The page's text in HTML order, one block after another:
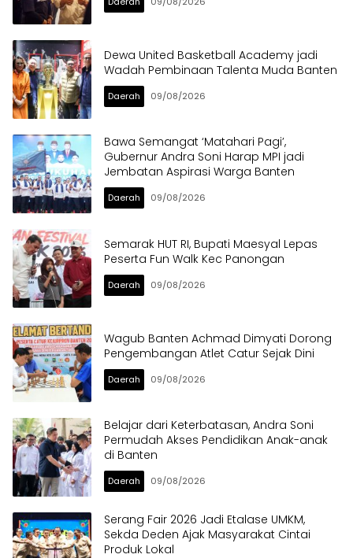
Dewa United Basketball Academy jadi
Wadah Pembinaan Talenta Muda Banten
Daerah 09/08/2026
Bawa Semangat ‘Matahari Pagi’,
Gubernur Andra Soni Harap MPI jadi
Jembatan Aspirasi Warga Banten
Daerah 09/08/2026
Semarak HUT RI, Bupati Maesyal Lepas
Peserta Fun Walk Kec Panongan
Daerah 09/08/2026
Wagub Banten Achmad Dimyati Dorong
Pengembangan Atlet Catur Sejak Dini
Daerah 09/08/2026
Belajar dari Keterbatasan, Andra Soni
Permudah Akses Pendidikan Anak-anak
di Banten
Daerah 09/08/2026
Serang Fair 2026 Jadi Etalase UMKM,
Sekda Deden Ajak Masyarakat Cintai
Produk Lokal